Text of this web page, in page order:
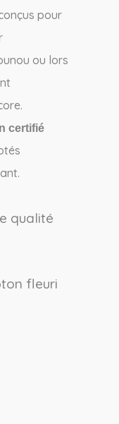
pour
ou lors
certifié
qualité
fleuri